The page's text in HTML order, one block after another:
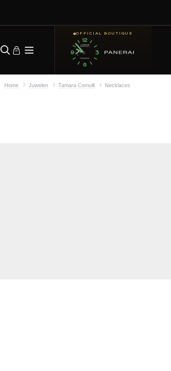
OFFICIAL BOUTIQUE
Home Juwelen Tamara Comolli Necklaces